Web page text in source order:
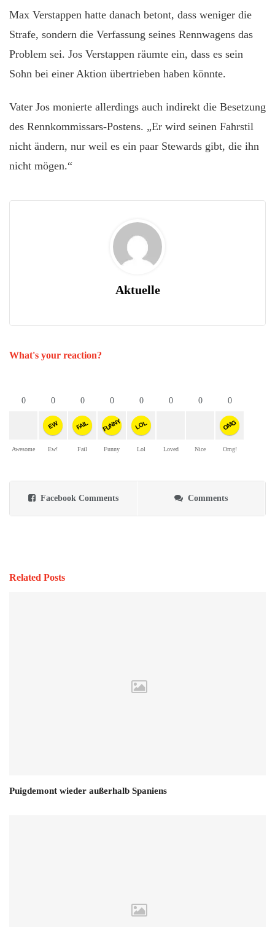
Max Verstappen hatte danach betont, dass weniger die
Strafe, sondern die Verfassung seines Rennwagens das
Problem sei. Jos Verstappen räumte ein, dass es sein
Sohn bei einer Aktion übertrieben haben könnte.
Vater Jos monierte allerdings auch indirekt die Besetzung
des Rennkommissars-Postens. „Er wird seinen Fahrstil
nicht ändern, nur weil es ein paar Stewards gibt, die ihn
nicht mögen.“
Aktuelle
What's your reaction?
0
Awesome
0
EW
Ew!
0
FAIL
Fail
0
FUNNY
Funny
0
LOL
Lol
0
Loved
0
Nice
0
OMG
Omg!
Facebook Comments Comments
Related Posts
Puigdemont wieder außerhalb Spaniens